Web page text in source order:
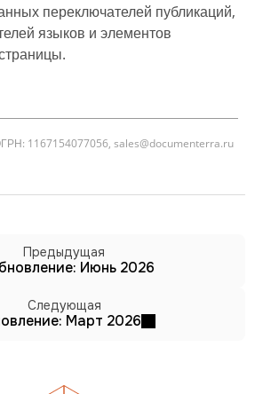
переключателей публикаций,
языков и элементов
1167154077056, sales@documenterra.ru
Предыдущая
Июнь 2026
Следующая
Март 2026